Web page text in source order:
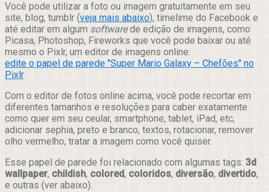
Você pode utilizar a foto ou imagem gratuitamente em seu
site, blog, tumblr (veja mais abaixo), timelime do Facebook e
até editar em algum softwarede edição de imagens, como
Picasa, Photoshop, Fireworks que você pode baixar ou até
mesmo o Pixlr, um editor de imagens online:
edite o papel de parede "Super Mario Galaxy – Chefões" no
Pixlr.
Com o editor de fotos online acima, você pode recortar em
diferentes tamanhos e resoluções para caber exatamente
como quer em seu ceular, smartphone, tablet, iPad, etc,
adicionar sephia, preto e branco, textos, rotacionar, remover
olho vermelho, tratar a imagem como você quiser.
Esse papel de parede foi relacionado com algumas tags: 3d
wallpaper, childish, colored, coloridos, diversão, divertido,
e outras (ver abaixo).